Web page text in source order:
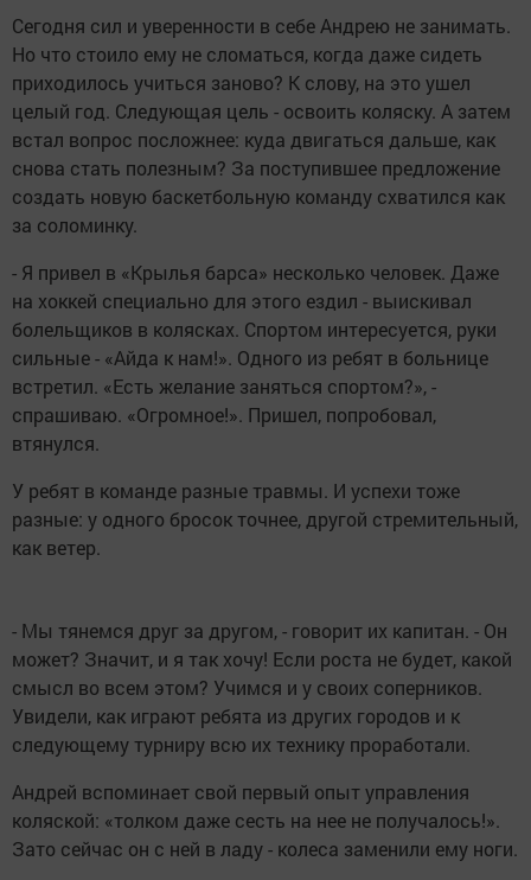
Сегодня сил и уверенности в себе Андрею не занимать.
Но что стоило ему не сломаться, когда даже сидеть
приходилось учиться заново? К слову, на это ушел
целый год. Следующая цель - освоить коляску. А затем
встал вопрос посложнее: куда двигаться дальше, как
снова стать полезным? За поступившее предложение
создать новую баскетбольную команду схватился как
за соломинку.
- Я привел в «Крылья барса» несколько человек. Даже
на хоккей специально для этого ездил - выискивал
болельщиков в колясках. Спортом интересуется, руки
сильные - «Айда к нам!». Одного из ребят в больнице
встретил. «Есть желание заняться спортом?», -
спрашиваю. «Огромное!». Пришел, попробовал,
втянулся.
У ребят в команде разные травмы. И успехи тоже
разные: у одного бросок точнее, другой стремительный,
как ветер.
- Мы тянемся друг за другом, - говорит их капитан. - Он
может? Значит, и я так хочу! Если роста не будет, какой
смысл во всем этом? Учимся и у своих соперников.
Увидели, как играют ребята из других городов и к
следующему турниру всю их технику проработали.
Андрей вспоминает свой первый опыт управления
коляской: «толком даже сесть на нее не получалось!».
Зато сейчас он с ней в ладу - колеса заменили ему ноги.